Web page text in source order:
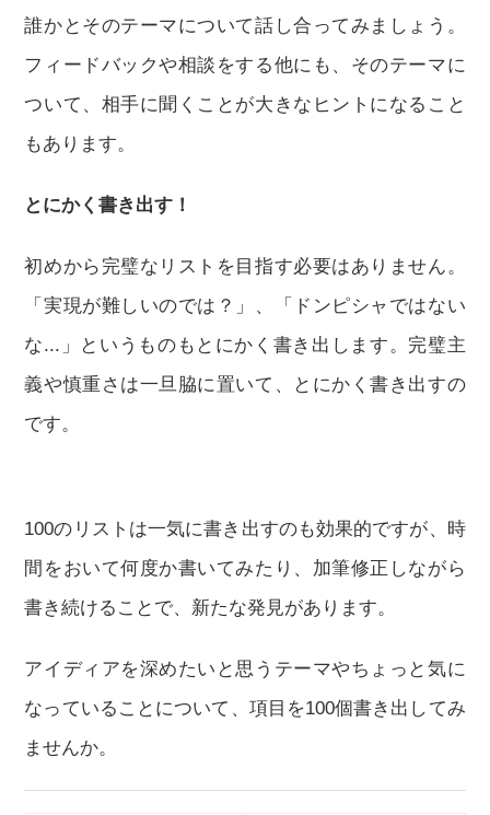
誰かとそのテーマについて話し合ってみましょう。
フィードバックや相談をする他にも、そのテーマに
ついて、相手に聞くことが大きなヒントになること
もあります。
とにかく書き出す！
初めから完璧なリストを目指す必要はありません。
「実現が難しいのでは？」、「ドンピシャではない
な...」というものもとにかく書き出します。完璧主
義や慎重さは一旦脇に置いて、とにかく書き出すの
です。
100のリストは一気に書き出すのも効果的ですが、時
間をおいて何度か書いてみたり、加筆修正しながら
書き続けることで、新たな発見があります。
アイディアを深めたいと思うテーマやちょっと気に
なっていることについて、項目を100個書き出してみ
ませんか。